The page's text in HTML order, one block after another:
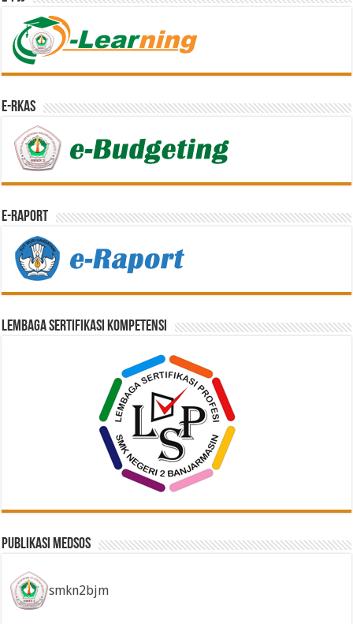
e-RKAS
E-Raport
Lembaga Sertifikasi Kompetensi
Publikasi Medsos
smkn2bjm